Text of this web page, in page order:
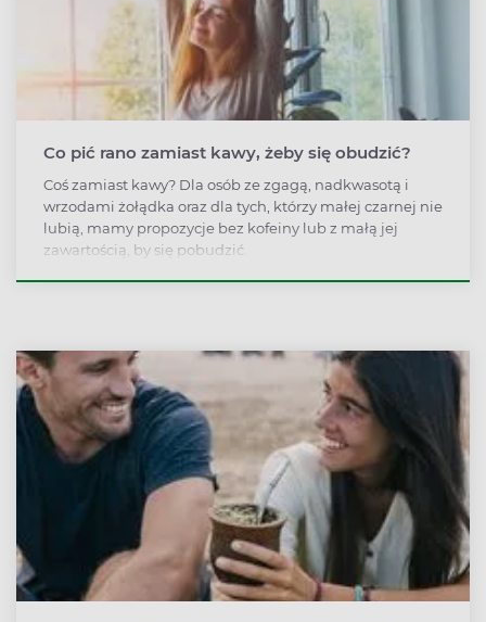
Co pić rano zamiast kawy, żeby się obudzić?
Coś zamiast kawy? Dla osób ze zgagą, nadkwasotą i
wrzodami żołądka oraz dla tych, którzy małej czarnej nie
lubią, mamy propozycje bez kofeiny lub z małą jej
zawartością, by się pobudzić.